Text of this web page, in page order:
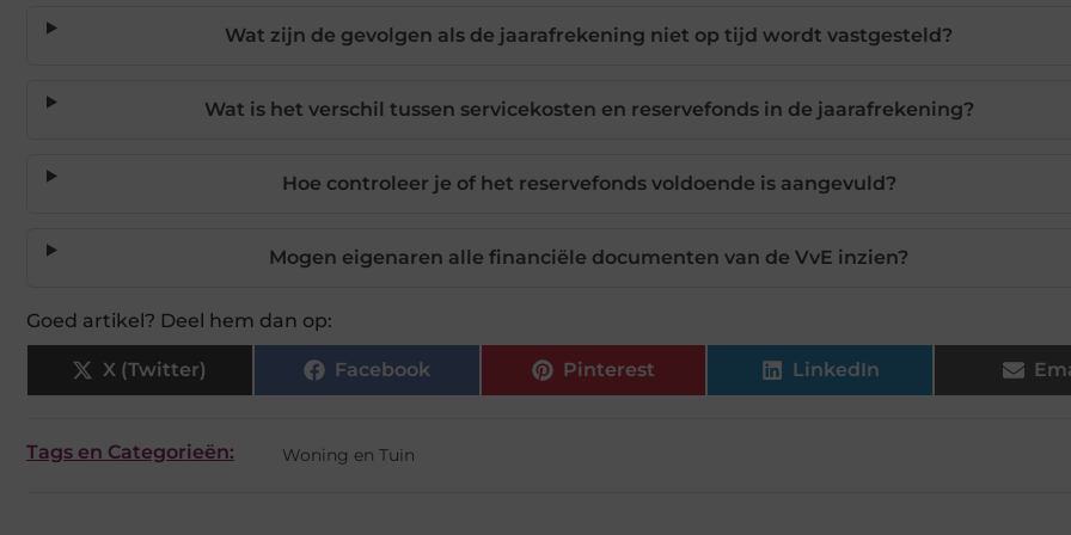
Wat zijn de gevolgen als de jaarafrekening niet op tijd wordt vastgesteld?
Wat is het verschil tussen servicekosten en reservefonds in de jaarafrekening?
Hoe controleer je of het reservefonds voldoende is aangevuld?
Mogen eigenaren alle financiële documenten van de VvE inzien?
Goed artikel? Deel hem dan op:
X (Twitter) Facebook Pinterest LinkedIn
Tags en Categorieën: Woning en Tuin